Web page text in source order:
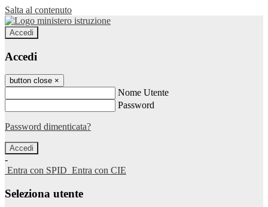
Salta al contenuto
Accedi
Accedi
button close ×
Nome Utente
Password
Password dimenticata?
-
Entra con SPID Entra con CIE
Seleziona utente